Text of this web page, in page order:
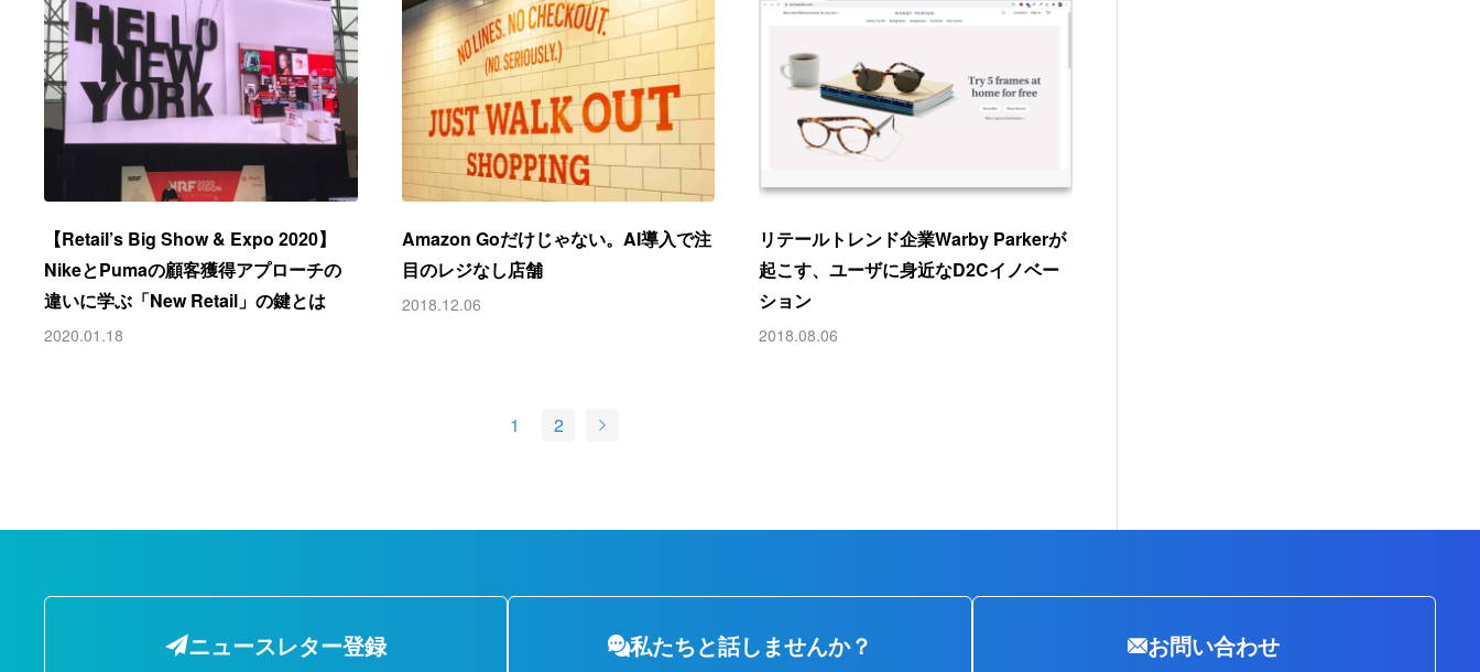
【Retail’s Big Show & Expo 2020】
NikeとPumaの顧客獲得アプローチの
違いに学ぶ「New Retail」の鍵とは
2020.01.18
Amazon Goだけじゃない。AI導入で注
目のレジなし店舗
2018.12.06
リテールトレンド企業Warby Parkerが
起こす、ユーザに身近なD2Cイノベー
ション
2018.08.06
1 2
ニュースレター登録 私たちと話しませんか？ お問い合わせ